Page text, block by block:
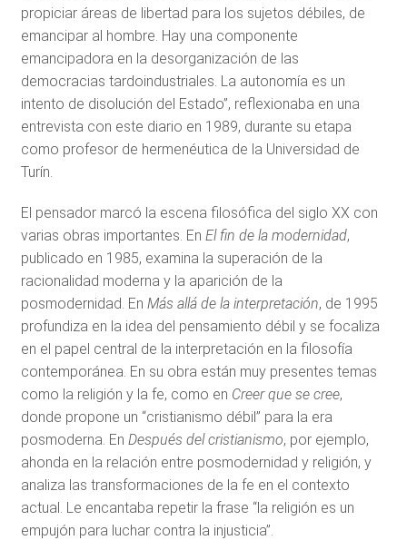
propiciar áreas de libertad para los sujetos débiles, de
emancipar al hombre. Hay una componente
emancipadora en la desorganización de las
democracias tardoindustriales. La autonomía es un
intento de disolución del Estado”, reflexionaba en una
entrevista con este diario en 1989, durante su etapa
como profesor de hermenéutica de la Universidad de
Turín.
El pensador marcó la escena filosófica del siglo XX con
varias obras importantes. En El fin de la modernidad,
publicado en 1985, examina la superación de la
racionalidad moderna y la aparición de la
posmodernidad. En Más allá de la interpretación, de 1995
profundiza en la idea del pensamiento débil y se focaliza
en el papel central de la interpretación en la filosofía
contemporánea. En su obra están muy presentes temas
como la religión y la fe, como en Creer que se cree,
donde propone un “cristianismo débil” para la era
posmoderna. En Después del cristianismo, por ejemplo,
ahonda en la relación entre posmodernidad y religión, y
analiza las transformaciones de la fe en el contexto
actual. Le encantaba repetir la frase “la religión es un
empujón para luchar contra la injusticia”.